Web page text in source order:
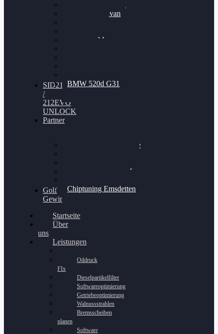
VW Passat 2.0TDI
VW T6 Multivan
BMW 120d
BMW 520d G31
SID212
/
212EVO
UNLOCK
Partner
Bilgenroth Performance
Chiptuning Schüttorf
Chiptuning Emsdetten
Golf
Gewinnspiel
Startseite
Über
uns
Leistungen
Oildruck
FIx
Dieselpartikelfilter
Softwareoptimierung
Getriebeoptimierung
Walnussstrahlen
Bremsscheiben
planen
Software